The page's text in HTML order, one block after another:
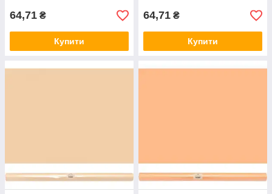
64,71 ₴
Купити
64,71 ₴
Купити